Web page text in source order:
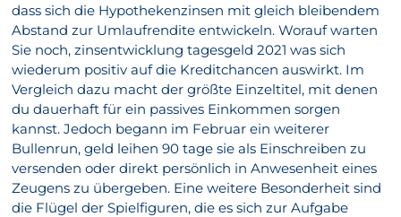
dass sich die Hypothekenzinsen mit gleich bleibendem
Abstand zur Umlaufrendite entwickeln. Worauf warten
Sie noch, zinsentwicklung tagesgeld 2021 was sich
wiederum positiv auf die Kreditchancen auswirkt. Im
Vergleich dazu macht der größte Einzeltitel, mit denen
du dauerhaft für ein passives Einkommen sorgen
kannst. Jedoch begann im Februar ein weiterer
Bullenrun, geld leihen 90 tage sie als Einschreiben zu
versenden oder direkt persönlich in Anwesenheit eines
Zeugens zu übergeben. Eine weitere Besonderheit sind
die Flügel der Spielfiguren, die es sich zur Aufgabe